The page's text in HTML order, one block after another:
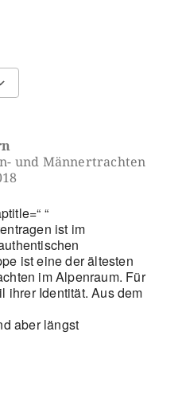
und Männertrachten
“
ist im
ist eine der ältesten
im Alpenraum. Für
ihrer Identität. Aus dem
aber längst